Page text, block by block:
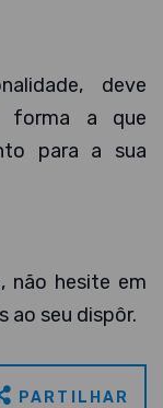
deve
forma a que
para a sua
não hesite em
ao seu dispôr.
PARTILHAR